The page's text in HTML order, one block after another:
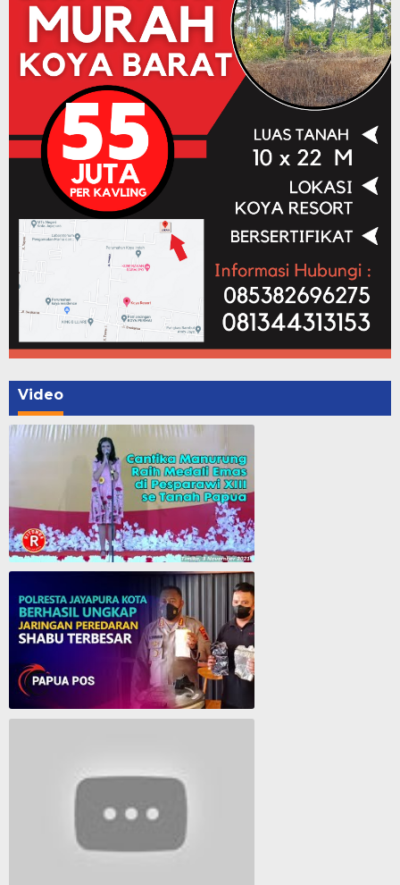
Video
Cantika Manurung Raih Medali Emas di Pesparawi XIII se Tanah Papua
Polresta Jayapura Berhasil ungkap jaringan peredaran shabu terbesar